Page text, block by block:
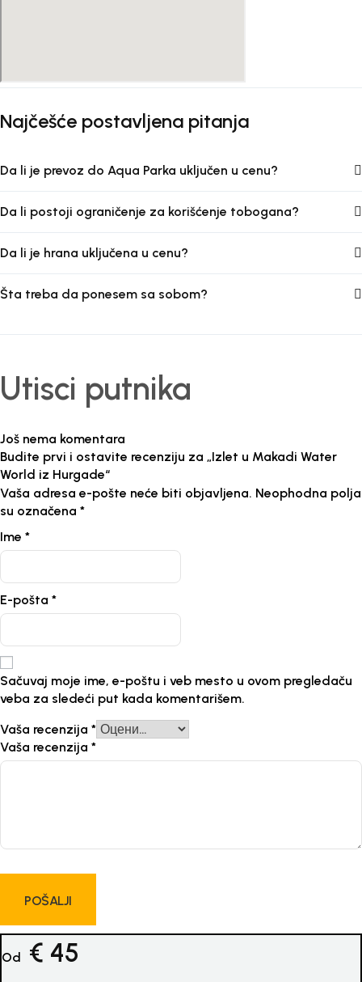
Najčešće postavljena pitanja
Da li je prevoz do Aqua Parka uključen u cenu?
Da li postoji ograničenje za korišćenje tobogana?
Da li je hrana uključena u cenu?
Šta treba da ponesem sa sobom?
Utisci putnika
Još nema komentara
Budite prvi i ostavite recenziju za „Izlet u Makadi Water
World iz Hurgade“
Vaša adresa e-pošte neće biti objavljena. Neophodna polja
su označena *
Ime *
E-pošta *
Sačuvaj moje ime, e-poštu i veb mesto u ovom pregledaču
veba za sledeći put kada komentarišem.
Vaša recenzija *
Vaša recenzija *
Od € 45